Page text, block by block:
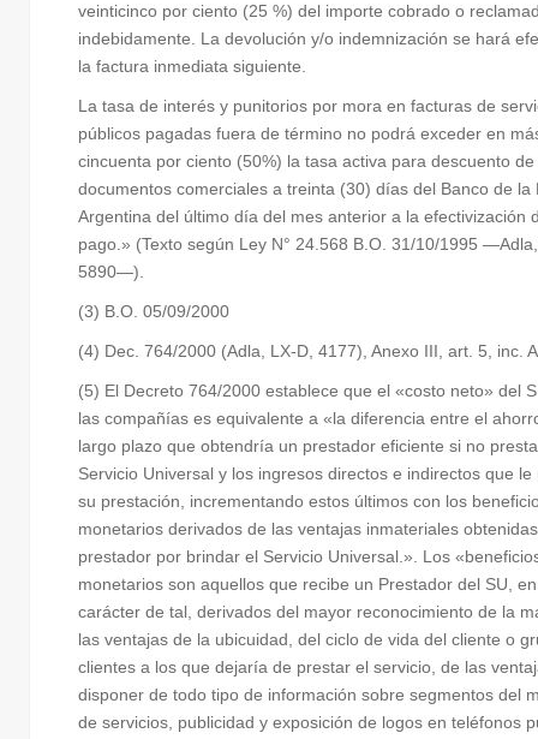
veinticinco por ciento (25 %) del importe cobrado o
indebidamente. La devolución y/o indemnización se hará
la factura inmediata siguiente.
La tasa de interés y punitorios por mora en facturas de
públicos pagadas fuera de término no podrá exceder en
cincuenta por ciento (50%) la tasa activa para descuento de
documentos comerciales a treinta (30) días del Banco de la
Argentina del último día del mes anterior a la efectivización
pago.» (Texto según Ley N° 24.568 B.O. 31/10/1995
5890—).
(3) B.O. 05/09/2000
(4) Dec. 764/2000 (Adla, LX-D, 4177), Anexo III, art. 5, inc.
(5) El Decreto 764/2000 establece que el «costo neto» del
las compañías es equivalente a «la diferencia entre el
largo plazo que obtendría un prestador eficiente si no
Servicio Universal y los ingresos directos e indirectos que le
su prestación, incrementando estos últimos con los
monetarios derivados de las ventajas inmateriales
prestador por brindar el Servicio Universal.». Los
monetarios son aquellos que recibe un Prestador del SU,
carácter de tal, derivados del mayor reconocimiento de la
las ventajas de la ubicuidad, del ciclo de vida del cliente o
clientes a los que dejaría de prestar el servicio, de las
disponer de todo tipo de información sobre segmentos del
de servicios, publicidad y exposición de logos en teléfonos